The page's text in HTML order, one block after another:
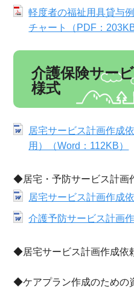
軽度者の福祉用具貸与
チャート（PDF：203KB
介護保険サー
様式
居宅サービス計画作成
用）（Word：112KB）
◆居宅・予防サービス計画
居宅サービス計画作成
介護予防サービス計画
◆居宅サービス計画作成依
◆ケアプラン作成のための